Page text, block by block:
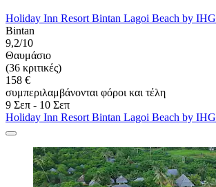
Holiday Inn Resort Bintan Lagoi Beach by IHG
Bintan
9,2/10
Θαυμάσιο
(36 κριτικές)
158 €
συμπεριλαμβάνονται φόροι και τέλη
9 Σεπ - 10 Σεπ
Holiday Inn Resort Bintan Lagoi Beach by IHG